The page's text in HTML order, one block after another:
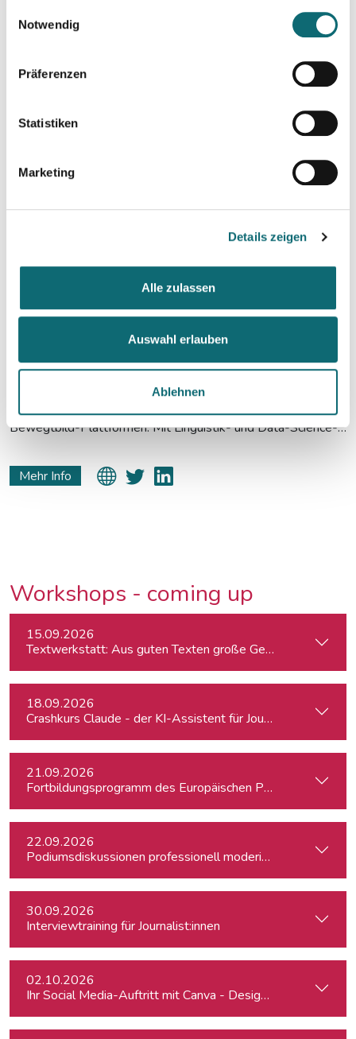
Notwendig
Präferenzen
Statistiken
Marketing
Details zeigen
Alle zulassen
Auswahl erlauben
Ablehnen
Journalist und Datenanalyst
Simon Pycha analysiert Internet-Phänomene und ist immer
auf der Suche nach neuen, medialen Trends – vor allem auf
Bewegtbild-Plattformen. Mit Linguistik- und Data-Science-
bei RTL und WDR zu finden oder schreibt Texte im Bereich
Daten-Journalismus.
Mehr Info
Workshops - coming up
15.09.2026
Textwerkstatt: Aus guten Texten große Geschichten
18.09.2026
Crashkurs Claude - der KI-Assistent für Journalist:innen
21.09.2026
Fortbildungsprogramm des Europäischen Parlaments für
22.09.2026
Podiumsdiskussionen professionell moderieren
30.09.2026
Interviewtraining für Journalist:innen
02.10.2026
Ihr Social Media-Auftritt mit Canva - Designs für Instagram,